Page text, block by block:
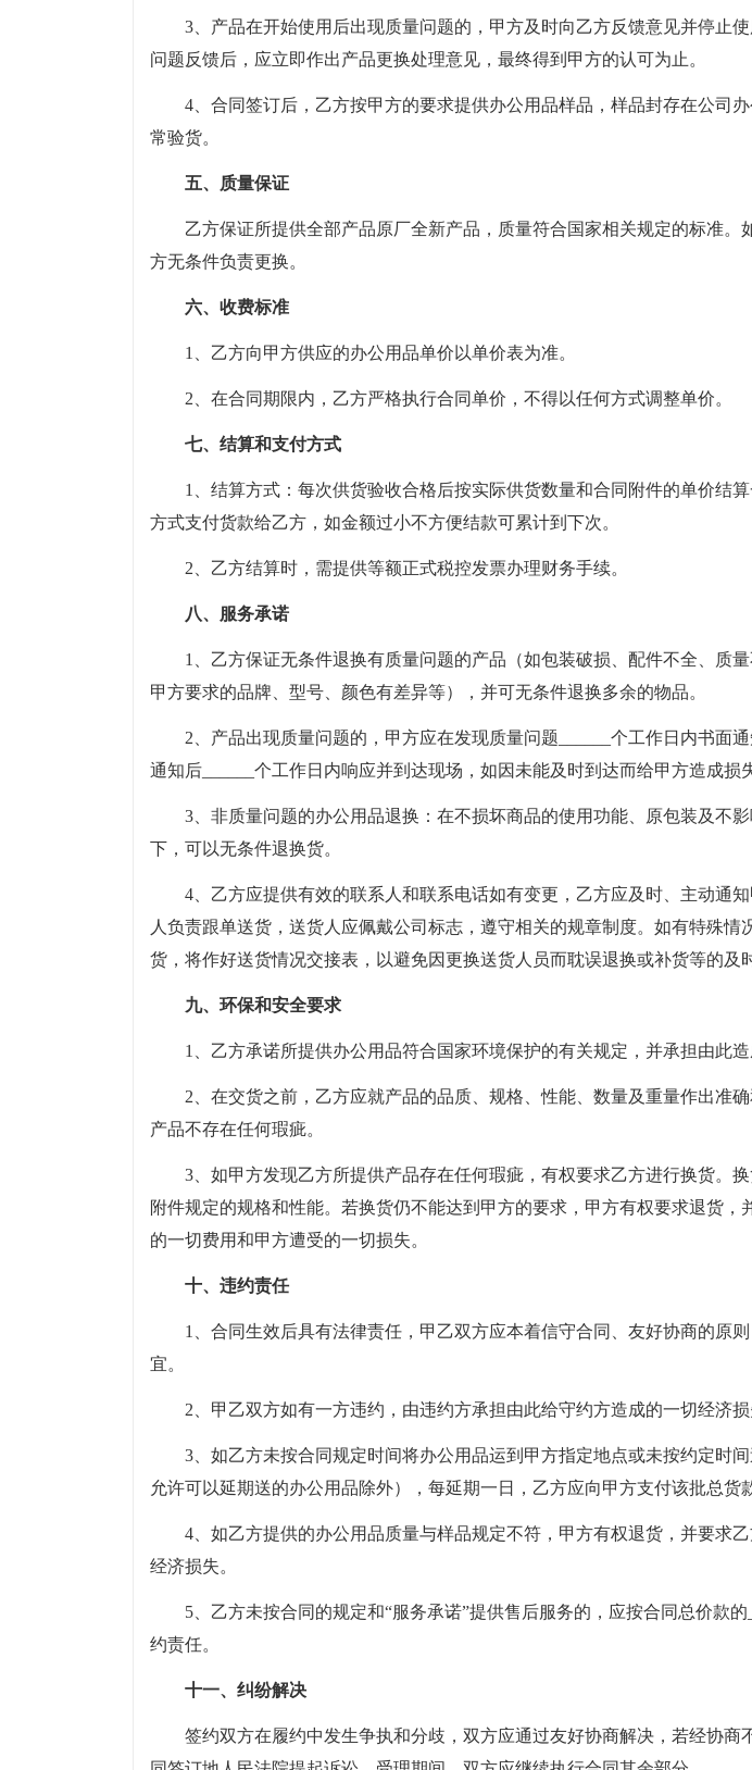
3、产品在开始使用后出现质量问题的，甲方及时向乙方反馈意见并停止
问题反馈后，应立即作出产品更换处理意见，最终得到甲方的认可为止。
4、合同签订后，乙方按甲方的要求提供办公用品样品，样品封存在公司
常验货。
五、质量保证
乙方保证所提供全部产品原厂全新产品，质量符合国家相关规定的标准。
方无条件负责更换。
六、收费标准
1、乙方向甲方供应的办公用品单价以单价表为准。
2、在合同期限内，乙方严格执行合同单价，不得以任何方式调整单价。
七、结算和支付方式
1、结算方式：每次供货验收合格后按实际供货数量和合同附件的单价结
方式支付货款给乙方，如金额过小不方便结款可累计到下次。
2、乙方结算时，需提供等额正式税控发票办理财务手续。
八、服务承诺
1、乙方保证无条件退换有质量问题的产品（如包装破损、配件不全、质
甲方要求的品牌、型号、颜色有差异等），并可无条件退换多余的物品。
2、产品出现质量问题的，甲方应在发现质量问题______个工作日内书面
通知后______个工作日内响应并到达现场，如因未能及时到达而给甲方造成损
3、非质量问题的办公用品退换：在不损坏商品的使用功能、原包装及不
下，可以无条件退换货。
4、乙方应提供有效的联系人和联系电话如有变更，乙方应及时、主动通
人负责跟单送货，送货人应佩戴公司标志，遵守相关的规章制度。如有特殊情
货，将作好送货情况交接表，以避免因更换送货人员而耽误退换或补货等的及
九、环保和安全要求
1、乙方承诺所提供办公用品符合国家环境保护的有关规定，并承担由此造
2、在交货之前，乙方应就产品的品质、规格、性能、数量及重量作出准
产品不存在任何瑕疵。
3、如甲方发现乙方所提供产品存在任何瑕疵，有权要求乙方进行换货。
附件规定的规格和性能。若换货仍不能达到甲方的要求，甲方有权要求退货，
的一切费用和甲方遭受的一切损失。
十、违约责任
1、合同生效后具有法律责任，甲乙双方应本着信守合同、友好协商的原
宜。
2、甲乙双方如有一方违约，由违约方承担由此给守约方造成的一切经济损
3、如乙方未按合同规定时间将办公用品运到甲方指定地点或未按约定时
允许可以延期送的办公用品除外），每延期一日，乙方应向甲方支付该批总货
4、如乙方提供的办公用品质量与样品规定不符，甲方有权退货，并要求
经济损失。
5、乙方未按合同的规定和“服务承诺”提供售后服务的，应按合同总价款的
约责任。
十一、纠纷解决
签约双方在履约中发生争执和分歧，双方应通过友好协商解决，若经协商